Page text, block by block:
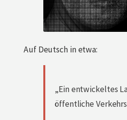
Auf Deutsch in etwa:
„Ein entwickeltes
öffentliche